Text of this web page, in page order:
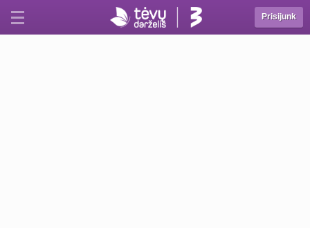
Prisijunk